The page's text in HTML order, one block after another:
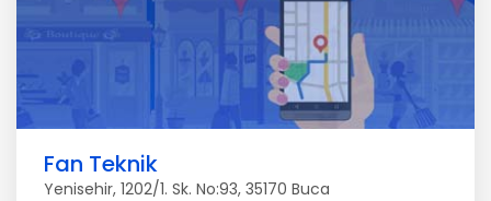
Fan Teknik
Yenisehir, 1202/1. Sk. No:93, 35170 Buca